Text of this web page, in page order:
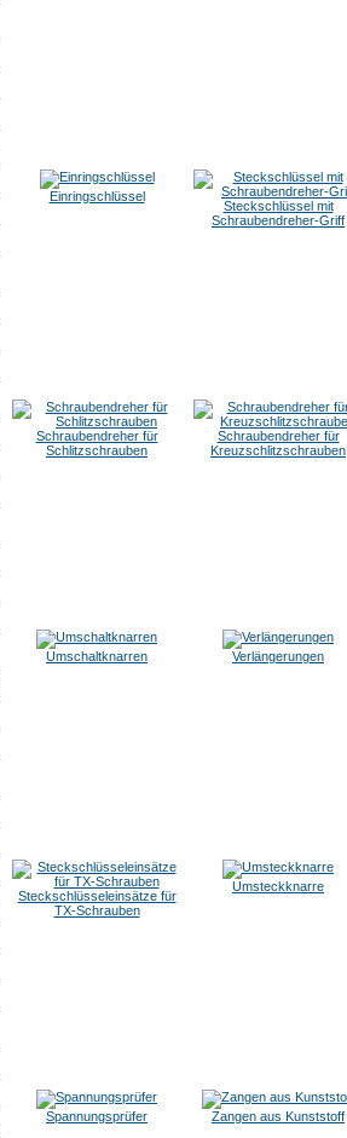
Einringschlüssel
Steckschlüssel mit
Schraubendreher-Griff
Schraubendreher für
Schlitzschrauben
Schraubendreher für
Kreuzschlitzschrauben
Umschaltknarren Verlängerungen
Steckschlüsseleinsätze für
TX-Schrauben
Umsteckknarre
Spannungsprüfer Zangen aus Kunststoff